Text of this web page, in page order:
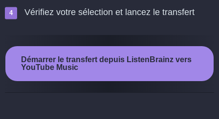
Vérifiez votre sélection et lancez le transfert
Démarrer le transfert depuis ListenBrainz vers
YouTube Music